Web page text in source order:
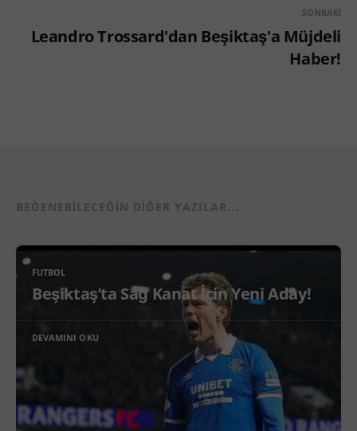
SONRAKI
Leandro Trossard'dan Beşiktaş'a Müjdeli
Haber!
BEĞENEBILECEĞIN DIĞER YAZILAR...
FUTBOL
Beşiktaş’ta Sağ Kanat İçin Yeni Aday!
DEVAMINI OKU